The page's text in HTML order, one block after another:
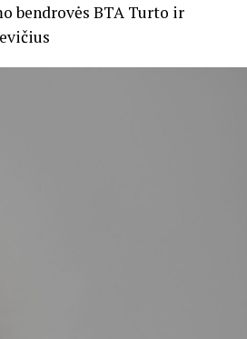
bendrovės BTA Turto ir